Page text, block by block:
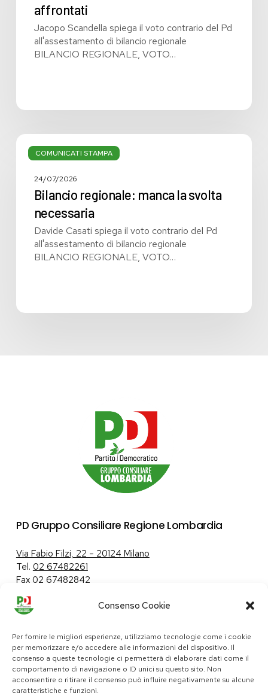
Consenso Cookie
Per fornire le migliori esperienze, utilizziamo tecnologie come i cookie
per memorizzare e/o accedere alle informazioni del dispositivo. Il
consenso a queste tecnologie ci permetterà di elaborare dati come il
comportamento di navigazione o ID unici su questo sito. Non
acconsentire o ritirare il consenso può influire negativamente su alcune
caratteristiche e funzioni.
affrontati
affrontati
Jacopo Scandella spiega il voto contrario del Pd
all'assestamento di bilancio regionale
BILANCIO REGIONALE, VOTO…
COMUNICATI STAMPA
Bilancio
regionale:
svolta
24/07/2026
Bilancio regionale: manca la svolta
necessaria
Davide Casati spiega il voto contrario del Pd
all'assestamento di bilancio regionale
BILANCIO REGIONALE, VOTO…
PD Gruppo Consiliare Regione Lombardia
Via Fabio Filzi, 22 – 20124 Milano
Tel. 02 67482261
Fax 02 67482842
Tutela dei dati personali|Politica sui cookie
pd@consiglio.regione.lombardia.it